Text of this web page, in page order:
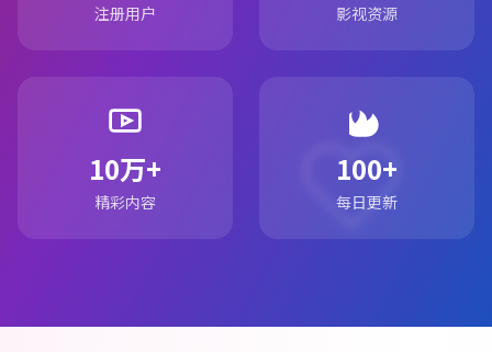
注册用户 影视资源
10万+
精彩内容
100+
每日更新